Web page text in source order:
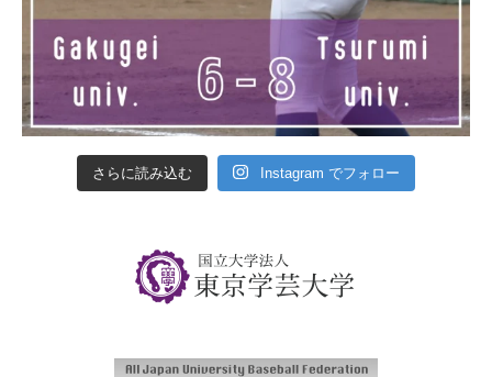
さらに読み込む Instagram でフォロー